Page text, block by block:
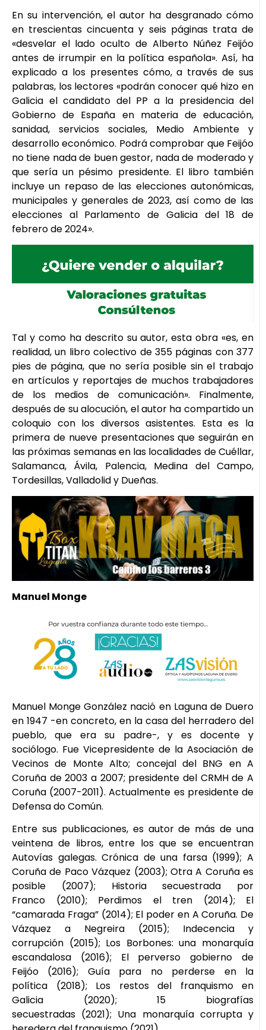
En su intervención, el autor ha desgranado cómo
en trescientas cincuenta y seis páginas trata de
«desvelar el lado oculto de Alberto Núñez Feijóo
antes de irrumpir en la política española». Así, ha
explicado a los presentes cómo, a través de sus
palabras, los lectores «podrán conocer qué hizo en
Galicia el candidato del PP a la presidencia del
Gobierno de España en materia de educación,
sanidad, servicios sociales, Medio Ambiente y
desarrollo económico. Podrá comprobar que Feijóo
no tiene nada de buen gestor, nada de moderado y
que sería un pésimo presidente. El libro también
incluye un repaso de las elecciones autonómicas,
municipales y generales de 2023, así como de las
elecciones al Parlamento de Galicia del 18 de
febrero de 2024».
Tal y como ha descrito su autor, esta obra «es, en
realidad, un libro colectivo de 355 páginas con 377
pies de página, que no sería posible sin el trabajo
en artículos y reportajes de muchos trabajadores
de los medios de comunicación». Finalmente,
después de su alocución, el autor ha compartido un
coloquio con los diversos asistentes. Esta es la
primera de nueve presentaciones que seguirán en
las próximas semanas en las localidades de Cuéllar,
Salamanca, Ávila, Palencia, Medina del Campo,
Tordesillas, Valladolid y Dueñas.
Manuel Monge
Manuel Monge González nació en Laguna de Duero
en 1947 -en concreto, en la casa del herradero del
pueblo, que era su padre-, y es docente y
sociólogo. Fue Vicepresidente de la Asociación de
Vecinos de Monte Alto; concejal del BNG en A
Coruña de 2003 a 2007; presidente del CRMH de A
Coruña (2007-2011). Actualmente es presidente de
Defensa do Común.
Entre sus publicaciones, es autor de más de una
veintena de libros, entre los que se encuentran
Autovías galegas. Crónica de una farsa (1999); A
Coruña de Paco Vázquez (2003); Otra A Coruña es
posible (2007); Historia secuestrada por
Franco (2010); Perdimos el tren (2014); El
“camarada Fraga” (2014); El poder en A Coruña. De
Vázquez a Negreira (2015); Indecencia y
corrupción (2015); Los Borbones: una monarquía
escandalosa (2016); El perverso gobierno de
Feijóo (2016); Guía para no perderse en la
política (2018); Los restos del franquismo en
Galicia (2020); 15 biografías
secuestradas (2021); Una monarquía corrupta y